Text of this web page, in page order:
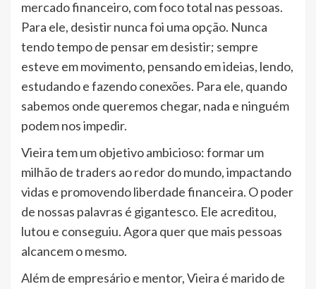
mercado financeiro, com foco total nas pessoas.
Para ele, desistir nunca foi uma opção. Nunca
tendo tempo de pensar em desistir; sempre
esteve em movimento, pensando em ideias, lendo,
estudando e fazendo conexões. Para ele, quando
sabemos onde queremos chegar, nada e ninguém
podem nos impedir.
Vieira tem um objetivo ambicioso: formar um
milhão de traders ao redor do mundo, impactando
vidas e promovendo liberdade financeira. O poder
de nossas palavras é gigantesco. Ele acreditou,
lutou e conseguiu. Agora quer que mais pessoas
alcancem o mesmo.
Além de empresário e mentor, Vieira é marido de